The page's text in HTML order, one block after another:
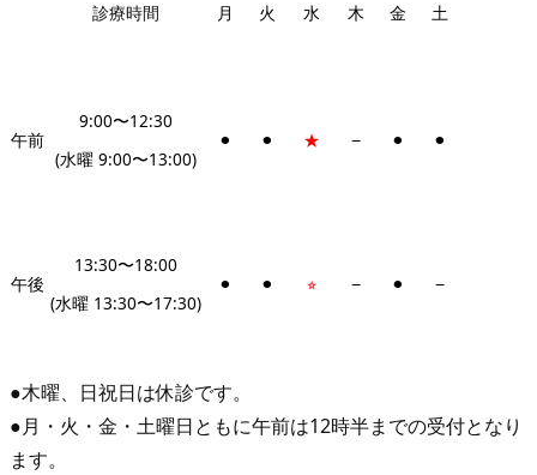
診療時間 月 火 水 木 金 土
午前
9:00〜12:30
(水曜 9:00〜13:00)
⚫︎ ⚫︎ ★ − ⚫︎ ⚫︎
午後
13:30〜18:00
(水曜 13:30〜17:30)
⚫︎ ⚫︎ ⭐︎ − ⚫︎ −
●木曜、日祝日は休診です。
●月・火・金・土曜日ともに午前は12時半までの受付となり
ます。